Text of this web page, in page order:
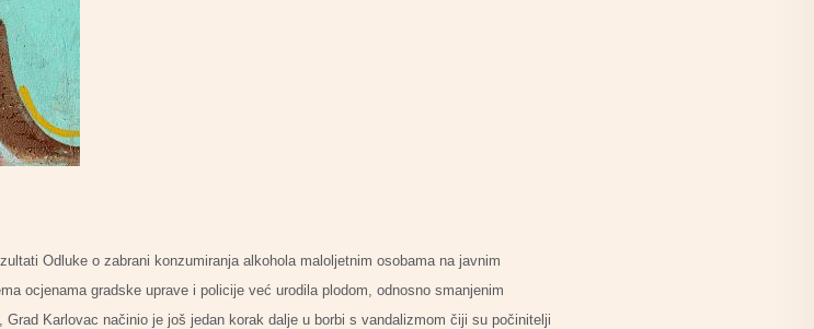
Odluke o zabrani konzumiranja alkohola maloljetnim osobama na javnim
ocjenama gradske uprave i policije već urodila plodom, odnosno smanjenim
Karlovac načinio je još jedan korak dalje u borbi s vandalizmom čiji su počinitelji